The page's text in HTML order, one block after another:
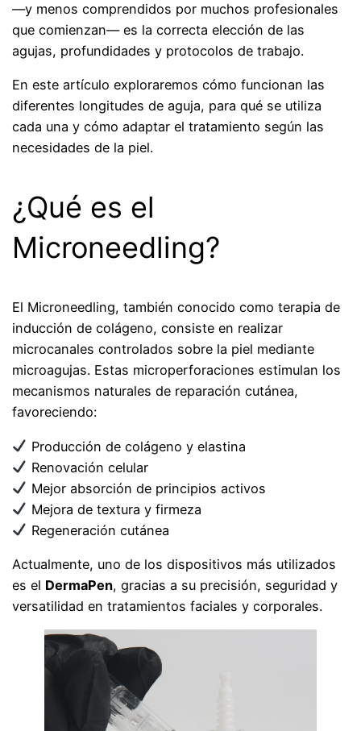
—y menos comprendidos por muchos profesionales
que comienzan— es la correcta elección de las
agujas, profundidades y protocolos de trabajo.
En este artículo exploraremos cómo funcionan las
diferentes longitudes de aguja, para qué se utiliza
cada una y cómo adaptar el tratamiento según las
necesidades de la piel.
¿Qué es el
Microneedling?
El Microneedling, también conocido como terapia de
inducción de colágeno, consiste en realizar
microcanales controlados sobre la piel mediante
microagujas. Estas microperforaciones estimulan los
mecanismos naturales de reparación cutánea,
favoreciendo:
Producción de colágeno y elastina
Renovación celular
Mejor absorción de principios activos
Mejora de textura y firmeza
Regeneración cutánea
Actualmente, uno de los dispositivos más utilizados
es el DermaPen, gracias a su precisión, seguridad y
versatilidad en tratamientos faciales y corporales.